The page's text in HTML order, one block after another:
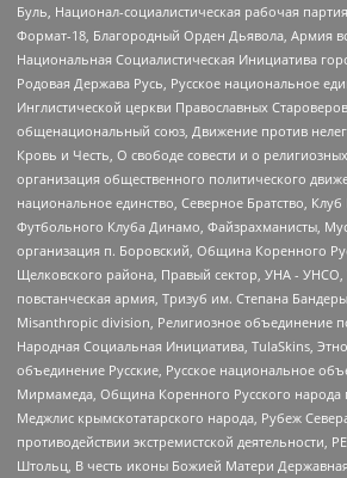
Буль, Национал-социалистическая рабочая
Формат-18, Благородный Орден Дьявола, Армия
Национальная Социалистическая Инициатива
Родовая Держава Русь, Русское национальное
Инглистической церкви Православных
общенациональный союз, Движение против
Кровь и Честь, О свободе совести и о
организация общественного политического
национальное единство, Северное Братство,
Футбольного Клуба Динамо, Файзрахманисты,
организация п. Боровский, Община Коренного
Щелковского района, Правый сектор, УНА - УНСО,
повстанческая армия, Тризуб им. Степана
Misanthropic division, Религиозное объединение
Народная Социальная Инициатива, TulaSkins,
объединение Русские, Русское национальное
Мирмамеда, Община Коренного Русского народа
Меджлис крымскотатарского народа, Рубеж
противодействии экстремистской деятельности,
Штольц, В честь иконы Божией Матери